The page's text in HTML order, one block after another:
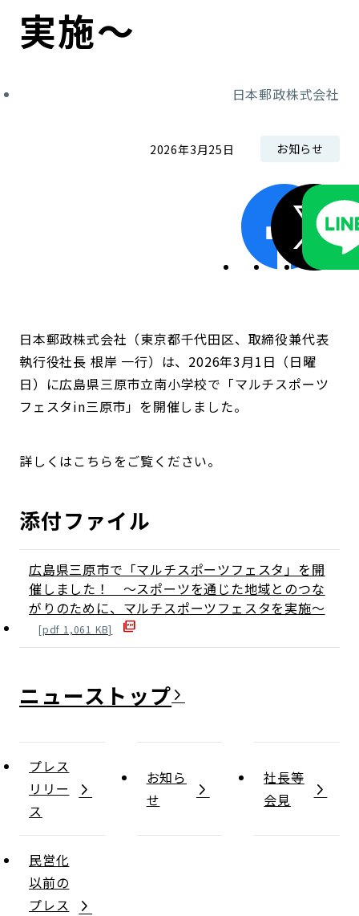
実施～
日本郵政株式会社
2026年3月25日 お知らせ
日本郵政株式会社（東京都千代田区、取締役兼代表
執行役社長 根岸 一行）は、2026年3月1日（日曜
日）に広島県三原市立南小学校で「マルチスポーツ
フェスタin三原市」を開催しました。
詳しくはこちらをご覧ください。
添付ファイル
広島県三原市で「マルチスポーツフェスタ」を開
催しました！ ～スポーツを通じた地域とのつな
がりのために、マルチスポーツフェスタを実施～
[pdf 1,061 KB]
ニュース
プレス
リリー
ス
お知ら
せ
社長等
会見
民営化
以前の
プレス